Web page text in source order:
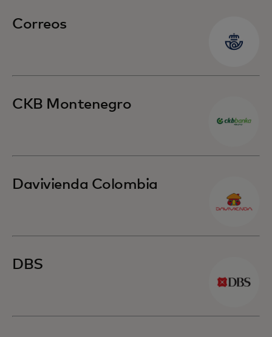
Correos
CKB Montenegro
Davivienda Colombia
DBS